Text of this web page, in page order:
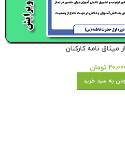
میثاق نامه کارکنان
تومان
به سبد خرید